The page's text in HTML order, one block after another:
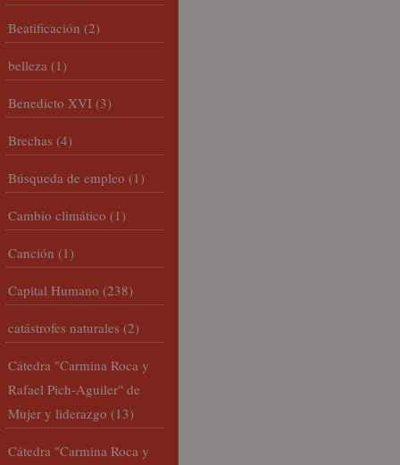
Beatificación (2)
belleza (1)
Benedicto XVI (3)
Brechas (4)
Búsqueda de empleo (1)
Cambio climático (1)
Canción (1)
Capital Humano (238)
catástrofes naturales (2)
Cátedra "Carmina Roca y
Rafael Pich-Aguiler" de
Mujer y liderazgo (13)
Cátedra "Carmina Roca y